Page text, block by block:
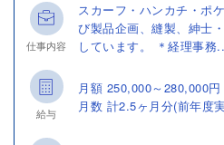
仕事内容
スカーフ・ハンカチ・ポ
び製品企画、縫製、紳士
しています。 ＊経理事務
給与
月額 250,000～
月数 計2.5ヶ月分(前年度